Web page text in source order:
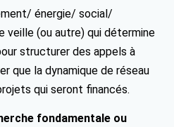
énergie/ social/
veille (ou autre) qui détermine
structurer des appels à
que la dynamique de réseau
qui seront financés.
fondamentale ou